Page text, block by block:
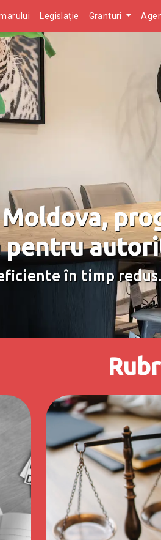
Legislație Granturi
pentru
în timp